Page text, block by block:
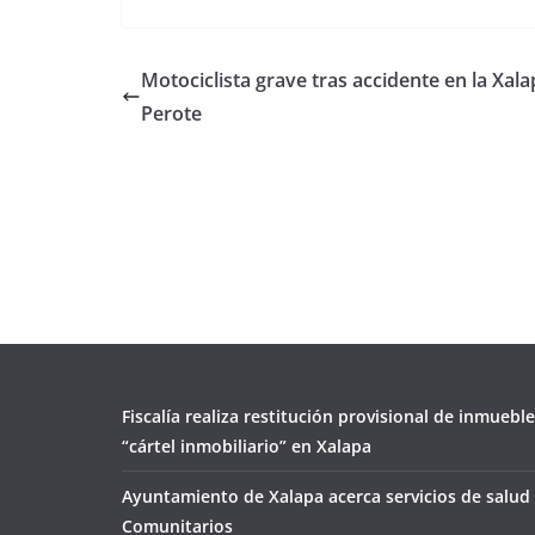
Motociclista grave tras accidente en la
Perote
Fiscalía realiza restitución provisional de
“cártel inmobiliario” en Xalapa
Ayuntamiento de Xalapa acerca servicios de
Comunitarios